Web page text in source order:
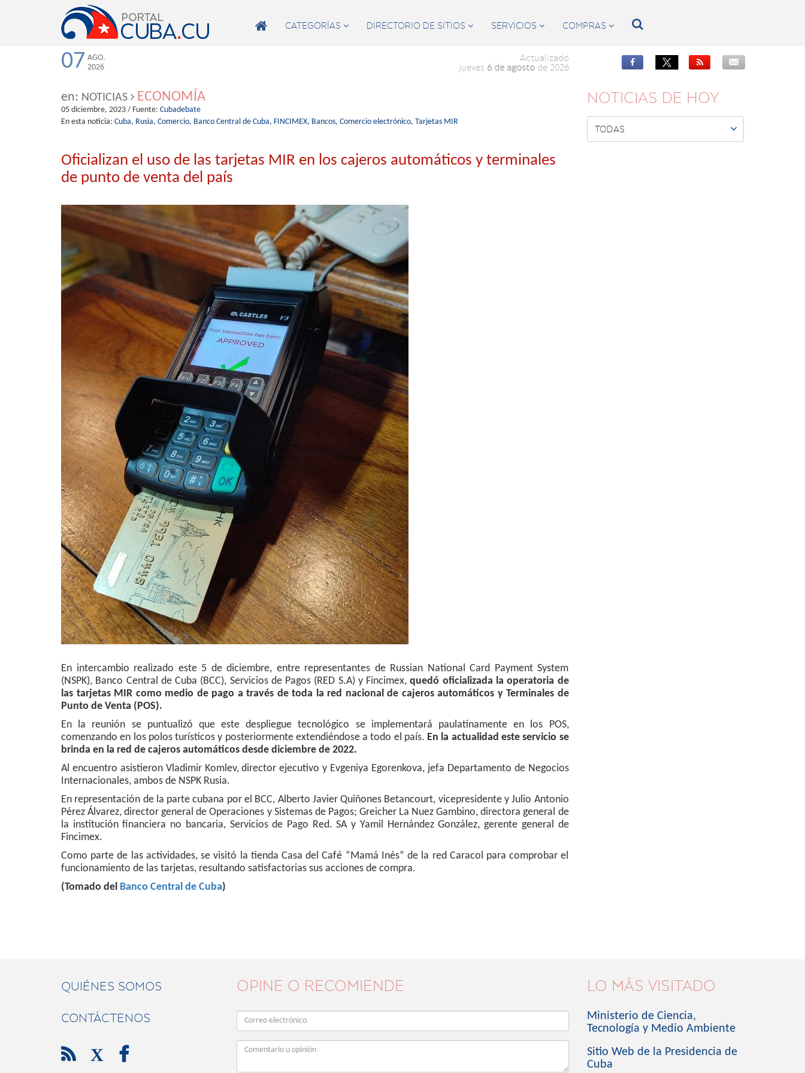
 CATEGORÍAS  DIRECTORIO DE SITIOS  SERVICIOS  COMPRAS  
07 AGO.
2026
Actualizado
jueves 6 de agostode 2026


en: NOTICIAS ECONOMÍA
05 diciembre, 2023 / Fuente: Cubadebate
En esta noticia: Cuba, Rusia, Comercio, Banco Central de Cuba, FINCIMEX, Bancos, Comercio electrónico, Tarjetas MIR
Oficializan el uso de las tarjetas MIR en los cajeros automáticos y terminales
de punto de venta del país
En intercambio realizado este 5 de diciembre, entre representantes de Russian National Card Payment System
(NSPK), Banco Central de Cuba (BCC), Servicios de Pagos (RED S.A) y Fincimex,quedó oficializada la operatoria de
las tarjetas MIR como medio de pago a través de toda la red nacional de cajeros automáticos y Terminales de
Punto de Venta (POS).
En la reunión se puntualizó que este despliegue tecnológico se implementará paulatinamente en los POS,
comenzando en los polos turísticos y posteriormente extendiéndose a todo el país. En la actualidad este servicio se
brinda en la red de cajeros automáticos desde diciembre de 2022.
Al encuentro asistieron Vladimir Komlev, director ejecutivo y Evgeniya Egorenkova, jefa Departamento de Negocios
Internacionales, ambos de NSPK Rusia.
En representación de la parte cubana por el BCC, Alberto Javier Quiñones Betancourt, vicepresidente y Julio Antonio
Pérez Álvarez, director general de Operaciones y Sistemas de Pagos; Greicher La Nuez Gambino, directora general de
la institución financiera no bancaria, Servicios de Pago Red. SA y Yamil Hernández González, gerente general de
Fincimex.
Como parte de las actividades, se visitó la tienda Casa del Café “Mamá Inés” de la red Caracol para comprobar el
funcionamiento de las tarjetas, resultando satisfactorias sus acciones de compra.
(Tomado del Banco Central de Cuba)
NOTICIAS DE HOY
TODAS 
QUIÉNES SOMOS
CONTÁCTENOS
 X 
OPINE O RECOMIENDE LO MÁS VISITADO
Ministerio de Ciencia,
Tecnología y Medio Ambiente
Sitio Web de la Presidencia de
Cuba